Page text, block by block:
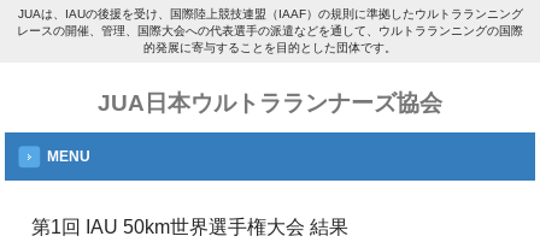
JUAは、IAUの後援を受け、国際陸上競技連盟（IAAF）の規則に準拠したウルトラランニング
レースの開催、管理、国際大会への代表選手の派遣などを通して、ウルトラランニングの国際
的発展に寄与することを目的とした団体です。
JUA日本ウルトラランナーズ協会
MENU
第1回 IAU 50km世界選手権大会 結果